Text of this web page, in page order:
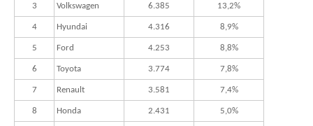
3 Volkswagen 6.385 13,2%
4 Hyundai 4.316 8,9%
5 Ford 4.253 8,8%
6 Toyota 3.774 7,8%
7 Renault 3.581 7,4%
8 Honda 2.431 5,0%